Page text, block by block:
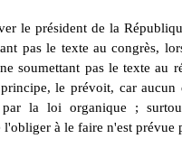
le président de la
pas le texte au congrès,
soumettant pas le texte au
le prévoit, car
la loi organique ;
à le faire n'est prévue